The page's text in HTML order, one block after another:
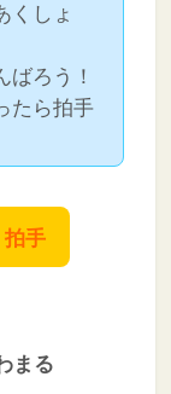
くしょ
ばろう！
たら拍手
拍手
まる